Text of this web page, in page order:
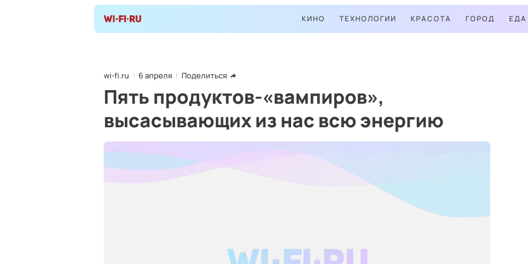
КИНО ТЕХНОЛОГИИ КРАСОТА ГОРОД ЕДА
wi-fi.ru 6 апреля Поделиться
Пять продуктов-«вампиров»,
высасывающих из нас всю энергию